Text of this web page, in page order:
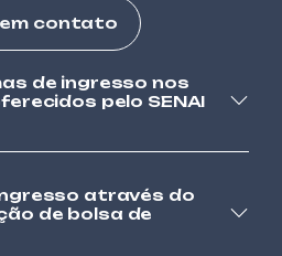
PROGRAMÁVEL
PROGRAMÁVEL
em contato
de ingresso nos
pelo SENAI
através do
de bolsa de